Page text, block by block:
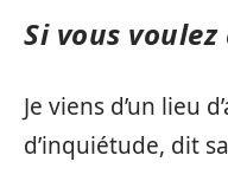
Si vous
Je viens d’un lieu
d’inquiétude, dit